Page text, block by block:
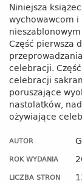
Niniejsza
wychowawcom
Część pierwsza
celebracji.
celebracji
poruszające
nastolatków,
ożywiające
AUTOR
ROK WYDANIA
LICZBA STRON